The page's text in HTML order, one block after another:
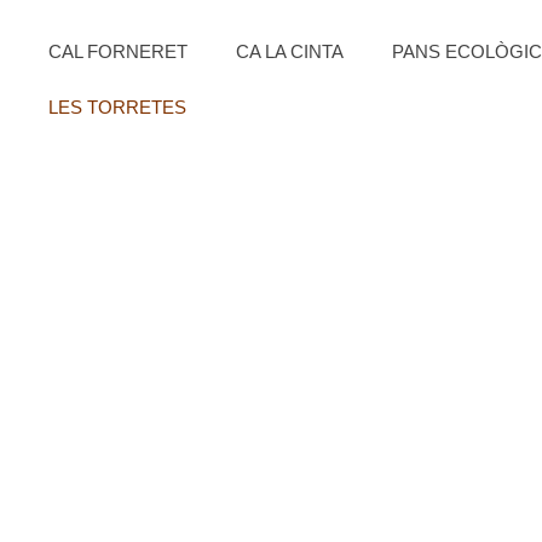
CAL FORNERET CA LA CINTA PANS
LES TORRETES